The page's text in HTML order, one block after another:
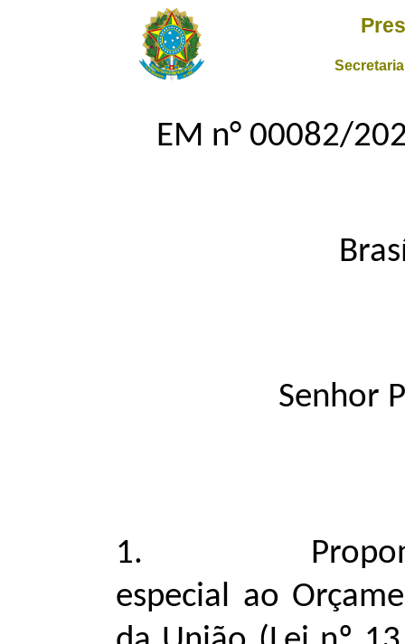
EM n° 00082/
Senhor
1. Proponho
especial ao